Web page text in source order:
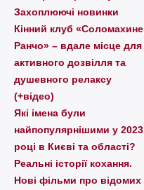
Захоплюючі новинки
Кінний клуб «Соломахине
Ранчо» – вдале місце для
активного дозвілля та
душевного релаксу
(+відео)
Які імена були
найпопулярнішими у 2023
році в Києві та області?
Реальні історії кохання.
Нові фільми про відомих